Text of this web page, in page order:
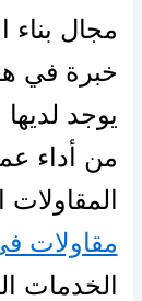
مجال بناء
خبرة في
يوجد
من أداء
المقاولات
مقاولات
الخدمات